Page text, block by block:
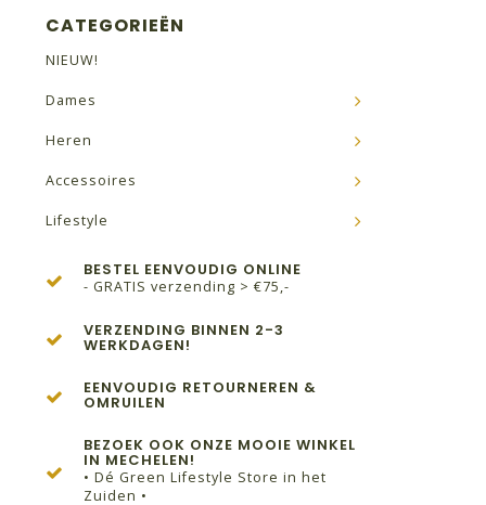
CATEGORIEËN
NIEUW!
Dames
Heren
Accessoires
Lifestyle
BESTEL EENVOUDIG ONLINE
- GRATIS verzending > €75,-
VERZENDING BINNEN 2-3
WERKDAGEN!
EENVOUDIG RETOURNEREN &
OMRUILEN
BEZOEK OOK ONZE MOOIE WINKEL
IN MECHELEN!
• Dé Green Lifestyle Store in het
Zuiden •